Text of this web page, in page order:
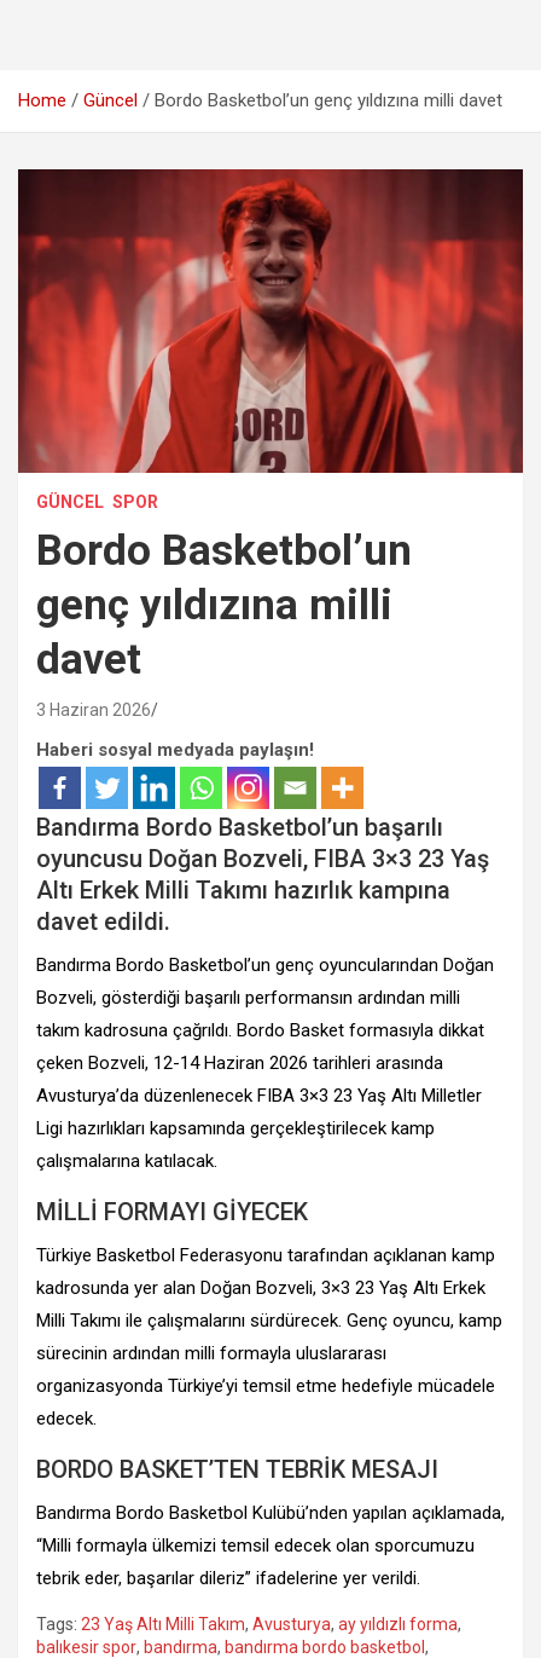
Home Güncel Bordo Basketbol’un genç yıldızına milli davet
GÜNCEL SPOR
Bordo Basketbol’un
genç yıldızına milli
davet
3 Haziran 2026
Haberi sosyal medyada paylaşın!
Bandırma Bordo Basketbol’un başarılı
oyuncusu Doğan Bozveli, FIBA 3×3 23 Yaş
Altı Erkek Milli Takımı hazırlık kampına
davet edildi.
Bandırma Bordo Basketbol’un genç oyuncularından Doğan
Bozveli, gösterdiği başarılı performansın ardından milli
takım kadrosuna çağrıldı. Bordo Basket formasıyla dikkat
çeken Bozveli, 12-14 Haziran 2026 tarihleri arasında
Avusturya’da düzenlenecek FIBA 3×3 23 Yaş Altı Milletler
Ligi hazırlıkları kapsamında gerçekleştirilecek kamp
çalışmalarına katılacak.
MİLLİ FORMAYI GİYECEK
Türkiye Basketbol Federasyonu tarafından açıklanan kamp
kadrosunda yer alan Doğan Bozveli, 3×3 23 Yaş Altı Erkek
Milli Takımı ile çalışmalarını sürdürecek. Genç oyuncu, kamp
sürecinin ardından milli formayla uluslararası
organizasyonda Türkiye’yi temsil etme hedefiyle mücadele
edecek.
BORDO BASKET’TEN TEBRİK MESAJI
Bandırma Bordo Basketbol Kulübü’nden yapılan açıklamada,
“Milli formayla ülkemizi temsil edecek olan sporcumuzu
tebrik eder, başarılar dileriz” ifadelerine yer verildi.
Tags: 23 Yaş Altı Milli Takım, Avusturya, ay yıldızlı forma,
balıkesir spor, bandırma, bandırma bordo basketbol ,